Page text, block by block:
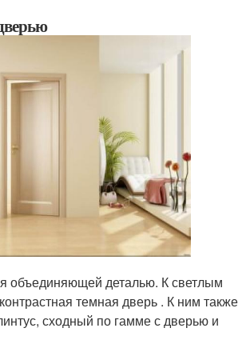
объединяющей деталью. К светлым
темная дверь . К ним также
сходный по гамме с дверью и